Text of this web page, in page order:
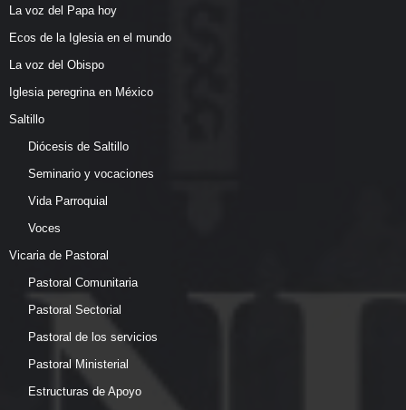
La voz del Papa hoy
Ecos de la Iglesia en el mundo
La voz del Obispo
Iglesia peregrina en México
Saltillo
Diócesis de Saltillo
Seminario y vocaciones
Vida Parroquial
Voces
Vicaria de Pastoral
Pastoral Comunitaria
Pastoral Sectorial
Pastoral de los servicios
Pastoral Ministerial
Estructuras de Apoyo